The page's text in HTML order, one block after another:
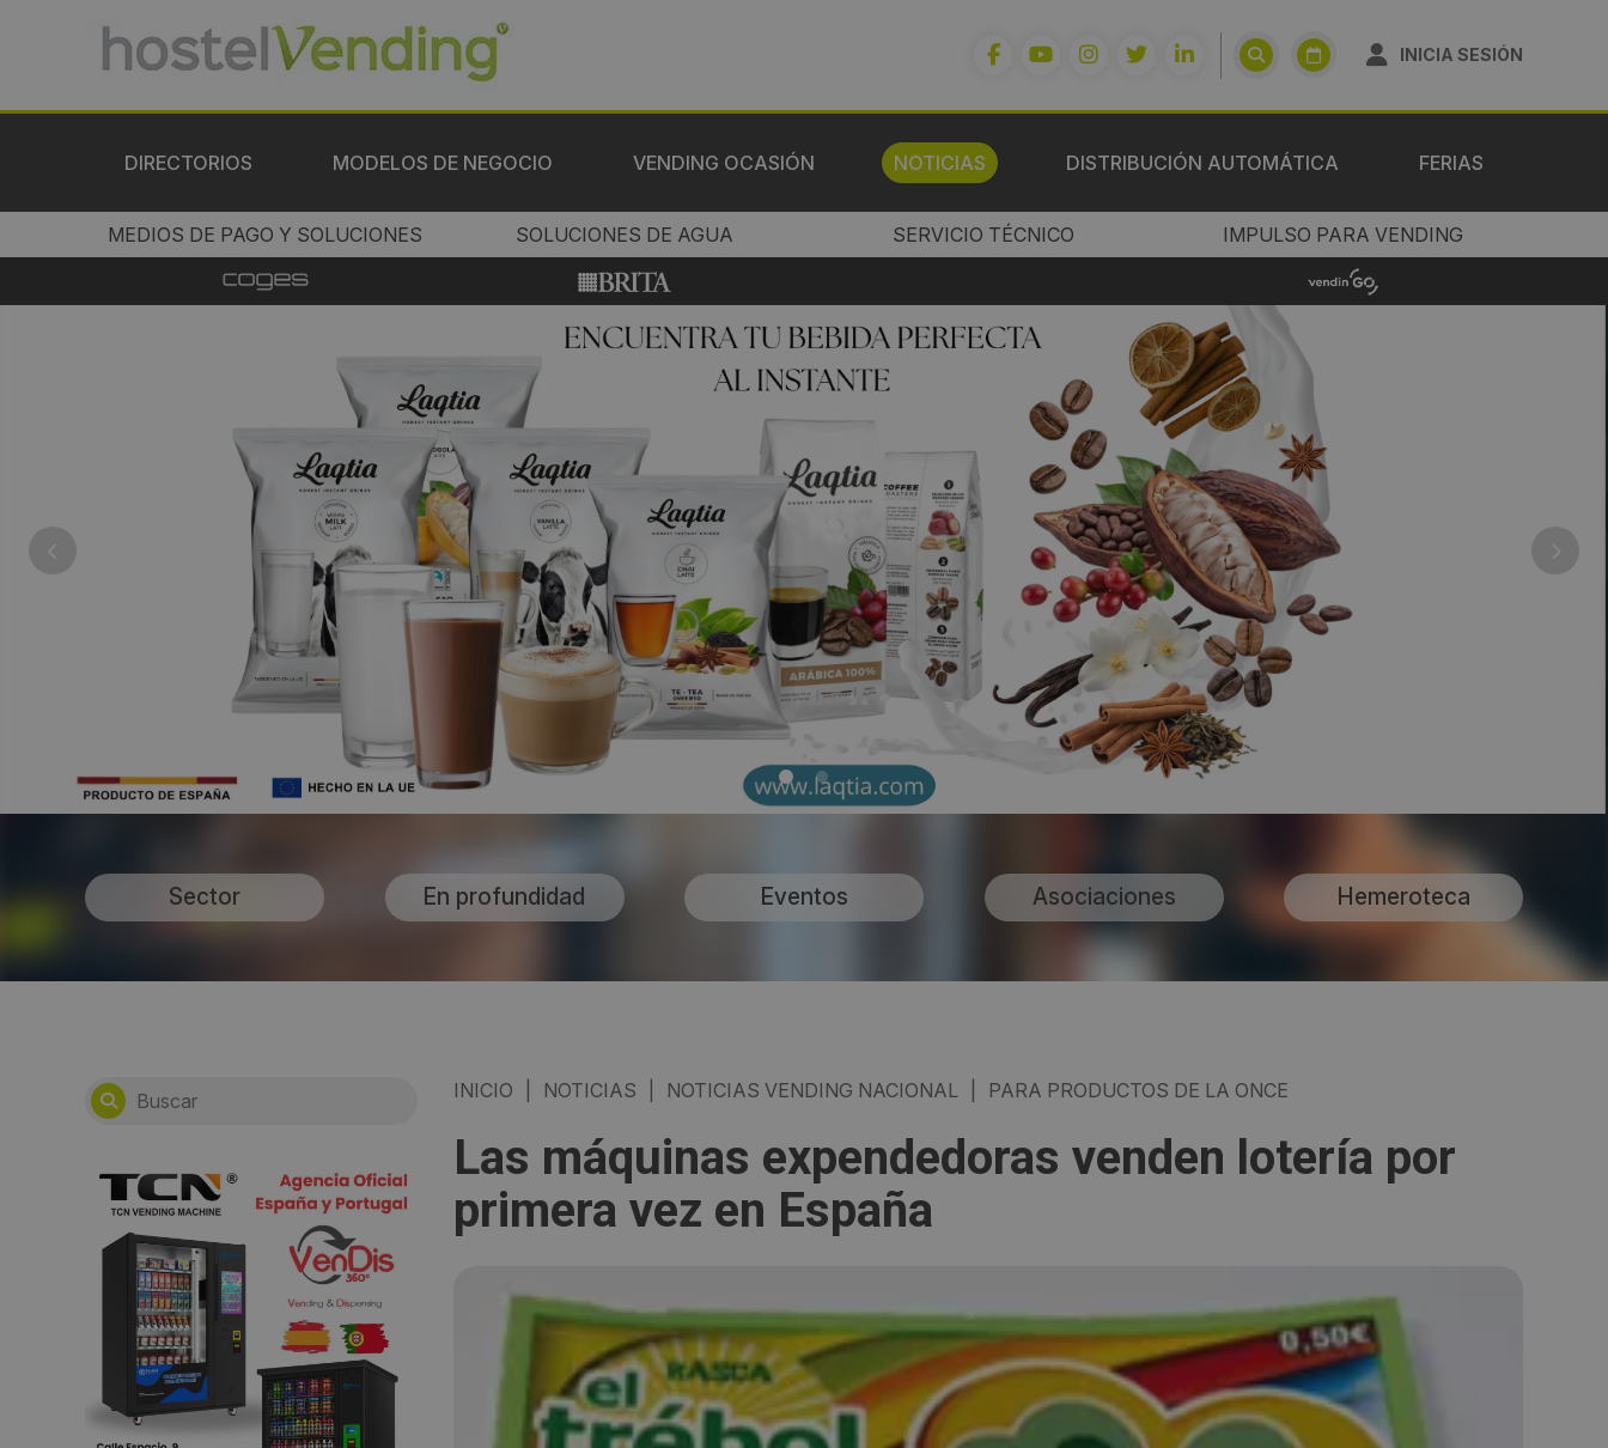
INICIA SESIÓN
DIRECTORIOS MODELOS DE NEGOCIO VENDING OCASIÓN NOTICIAS DISTRIBUCIÓN AUTOMÁTICA FERIAS
MEDIOS DE PAGO Y SOLUCIONES SOLUCIONES DE AGUA SERVICIO TÉCNICO IMPULSO PARA VENDING
Sector En profundidad Eventos Asociaciones Hemeroteca
INICIO NOTICIAS NOTICIAS VENDING NACIONAL PARA PRODUCTOS DE LA ONCE
Las máquinas expendedoras venden lotería por
primera vez en España